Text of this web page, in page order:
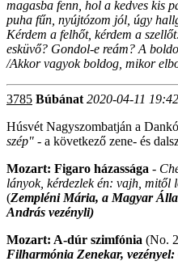
magasba fenn, hol a kedves kis
puha fűn, nyújtózom jól, úgy
Kérdem a felhőt, kérdem a
esküvő? Gondol-e reám? A
/Akkor vagyok boldog, mikor
3785 Búbánat 2020-04-11
Húsvét Nagyszombatján a
szép" - a következő zene- és
Mozart: Figaro házassága -
lányok, kérdezlek én: vajh, mitől
(Zempléni Mária, a Magyar
András vezényli)
Mozart: A-dúr szimfónia (No.
Filharmónia Zenekar,